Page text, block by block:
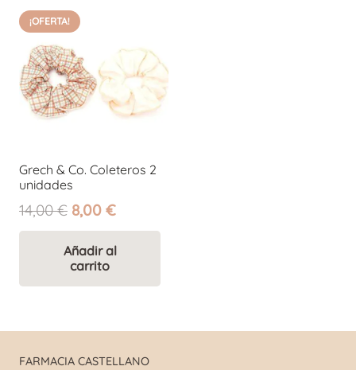
¡OFERTA!
Grech & Co. Coleteros 2
unidades
14,00€ El
precio
original
era:
14,00 €.
8,00 €El
precio
actual
8,00 €.
Añadir al
carrito
FARMACIA CASTELLANO